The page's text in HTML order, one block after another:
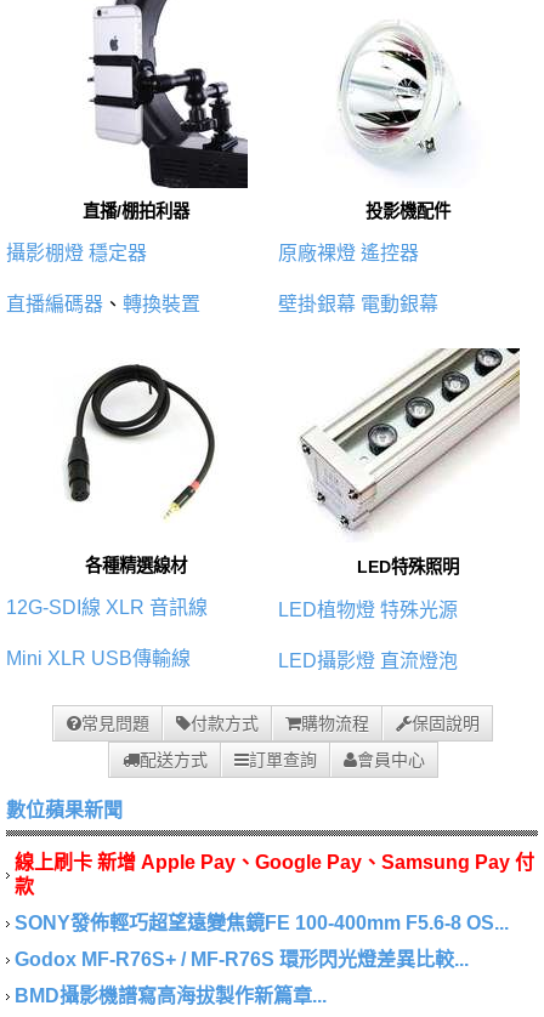
直播/棚拍利器
攝影棚燈 穩定器
直播編碼器 、 轉換裝置
投影機配件
原廠裸燈 遙控器
壁掛銀幕 電動銀幕
各種精選線材
12G-SDI線 XLR 音訊線
Mini XLR USB傳輸線
LED特殊照明
LED植物燈 特殊光源
LED攝影燈 直流燈泡
常見問題 付款方式 購物流程
保固說明
配送方式
訂單查詢 會員中心
數位蘋果新聞
線上刷卡 新增 Apple Pay、Google Pay、Samsung Pay 付
款
SONY發佈輕巧超望遠變焦鏡FE 100-400mm F5.6-8 OS...
Godox MF-R76S+ / MF-R76S 環形閃光燈差異比較...
BMD攝影機譜寫高海拔製作新篇章...